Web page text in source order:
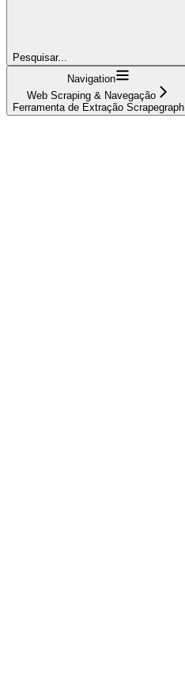
Pesquisar...
Navigation
Web Scraping & Navegação
Ferramenta de Extração Scrapegraph